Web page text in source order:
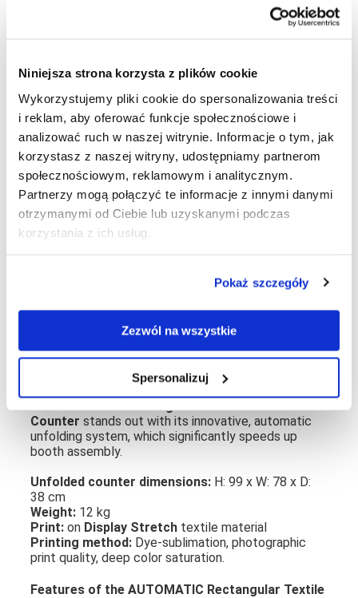
Niniejsza strona korzysta z plików cookie
Wykorzystujemy pliki cookie do spersonalizowania treści
i reklam, aby oferować funkcje społecznościowe i
analizować ruch w naszej witrynie. Informacje o tym, jak
korzystasz z naszej witryny, udostępniamy partnerom
społecznościowym, reklamowym i analitycznym.
Partnerzy mogą połączyć te informacje z innymi danymi
otrzymanymi od Ciebie lub uzyskanymi podczas
korzystania z ich usług.
Pokaż szczegóły
Zezwól na wszystkie
Spersonalizuj
Graphic design
Made of materials provided by a client.
PRODUCT DESCRIPTION
Automatic Rectangular
Textile Counter
Counter stands out with its innovative, automatic
unfolding system, which significantly speeds up
booth assembly.
Unfolded counter dimensions: H: 99 x W: 78 x D:
38 cm
Weight: 12 kg
Print: on Display Stretch textile material
Printing method: Dye-sublimation, photographic
print quality, deep color saturation.
Features of the AUTOMATIC Rectangular Textile